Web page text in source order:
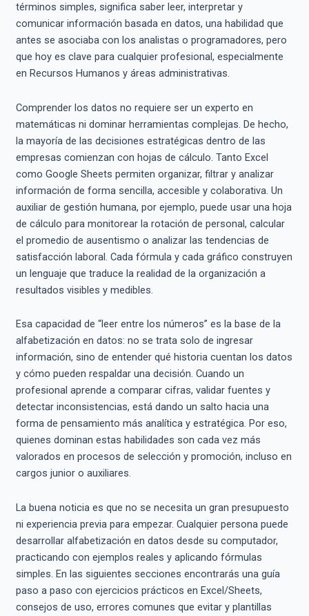
términos simples, significa saber leer, interpretar y
comunicar información basada en datos, una habilidad que
antes se asociaba con los analistas o programadores, pero
que hoy es clave para cualquier profesional, especialmente
en Recursos Humanos y áreas administrativas.
Comprender los datos no requiere ser un experto en
matemáticas ni dominar herramientas complejas. De hecho,
la mayoría de las decisiones estratégicas dentro de las
empresas comienzan con hojas de cálculo. Tanto Excel
como Google Sheets permiten organizar, filtrar y analizar
información de forma sencilla, accesible y colaborativa. Un
auxiliar de gestión humana, por ejemplo, puede usar una hoja
de cálculo para monitorear la rotación de personal, calcular
el promedio de ausentismo o analizar las tendencias de
satisfacción laboral. Cada fórmula y cada gráfico construyen
un lenguaje que traduce la realidad de la organización a
resultados visibles y medibles.
Esa capacidad de “leer entre los números” es la base de la
alfabetización en datos: no se trata solo de ingresar
información, sino de entender qué historia cuentan los datos
y cómo pueden respaldar una decisión. Cuando un
profesional aprende a comparar cifras, validar fuentes y
detectar inconsistencias, está dando un salto hacia una
forma de pensamiento más analítica y estratégica. Por eso,
quienes dominan estas habilidades son cada vez más
valorados en procesos de selección y promoción, incluso en
cargos junior o auxiliares.
La buena noticia es que no se necesita un gran presupuesto
ni experiencia previa para empezar. Cualquier persona puede
desarrollar alfabetización en datos desde su computador,
practicando con ejemplos reales y aplicando fórmulas
simples. En las siguientes secciones encontrarás una guía
paso a paso con ejercicios prácticos en Excel/Sheets,
consejos de uso, errores comunes que evitar y plantillas